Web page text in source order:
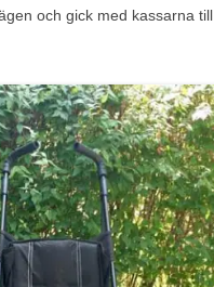
och gick med kassarna